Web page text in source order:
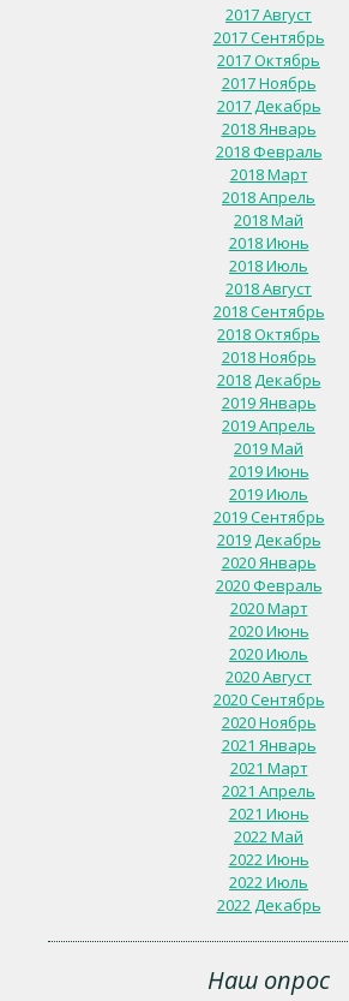
2017 Август
2017 Сентябрь
2017 Октябрь
2017 Ноябрь
2017 Декабрь
2018 Январь
2018 Февраль
2018 Март
2018 Апрель
2018 Май
2018 Июнь
2018 Июль
2018 Август
2018 Сентябрь
2018 Октябрь
2018 Ноябрь
2018 Декабрь
2019 Январь
2019 Апрель
2019 Май
2019 Июнь
2019 Июль
2019 Сентябрь
2019 Декабрь
2020 Январь
2020 Февраль
2020 Март
2020 Июнь
2020 Июль
2020 Август
2020 Сентябрь
2020 Ноябрь
2021 Январь
2021 Март
2021 Апрель
2021 Июнь
2022 Май
2022 Июнь
2022 Июль
2022 Декабрь
Наш опрос